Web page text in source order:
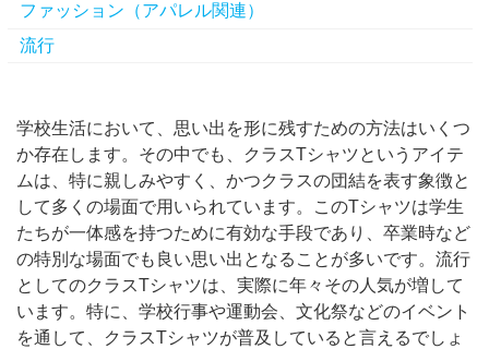
ファッション（アパレル関連）
流行
学校生活において、思い出を形に残すための方法はいくつ
か存在します。 その中でも、クラスTシャツというアイテ
ムは、特に親しみやすく、かつクラスの団結を表す象徴と
して多くの場面で用いられています。このTシャツは学生
たちが一体感を持つために有効な手段であり、卒業時など
の特別な場面でも良い思い出となることが多いです。流行
としてのクラスTシャツは、実際に年々その人気が増して
います。特に、学校行事や運動会、文化祭などのイベント
を通して、クラスTシャツが普及していると言えるでしょ